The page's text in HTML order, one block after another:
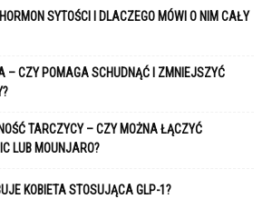
SYTOŚCI I DLACZEGO MÓWI O NIM CAŁY
– CZY POMAGA SCHUDNĄĆ I ZMNIEJSZYĆ
TARCZYCY – CZY MOŻNA ŁĄCZYĆ
LUB MOUNJARO?
KOBIETA STOSUJĄCA GLP-1?